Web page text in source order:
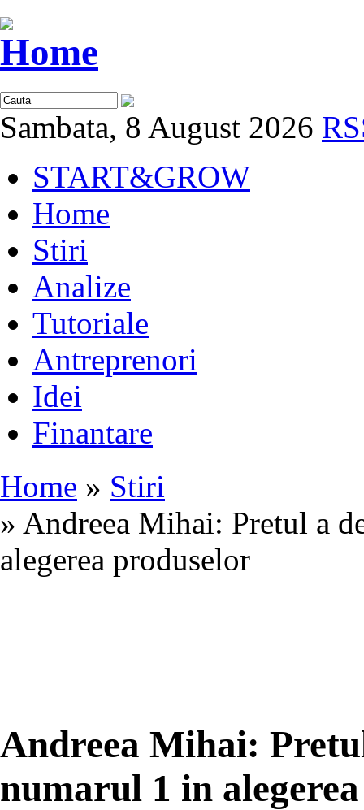
Sambata, 8 August 2026
START&GROW
Home
Stiri
Analize
Tutoriale
Antreprenori
Idei
Finantare
Home » Stiri
» Andreea Mihai: Pretul a
alegerea produselor
Andreea Mihai:
numarul 1 in